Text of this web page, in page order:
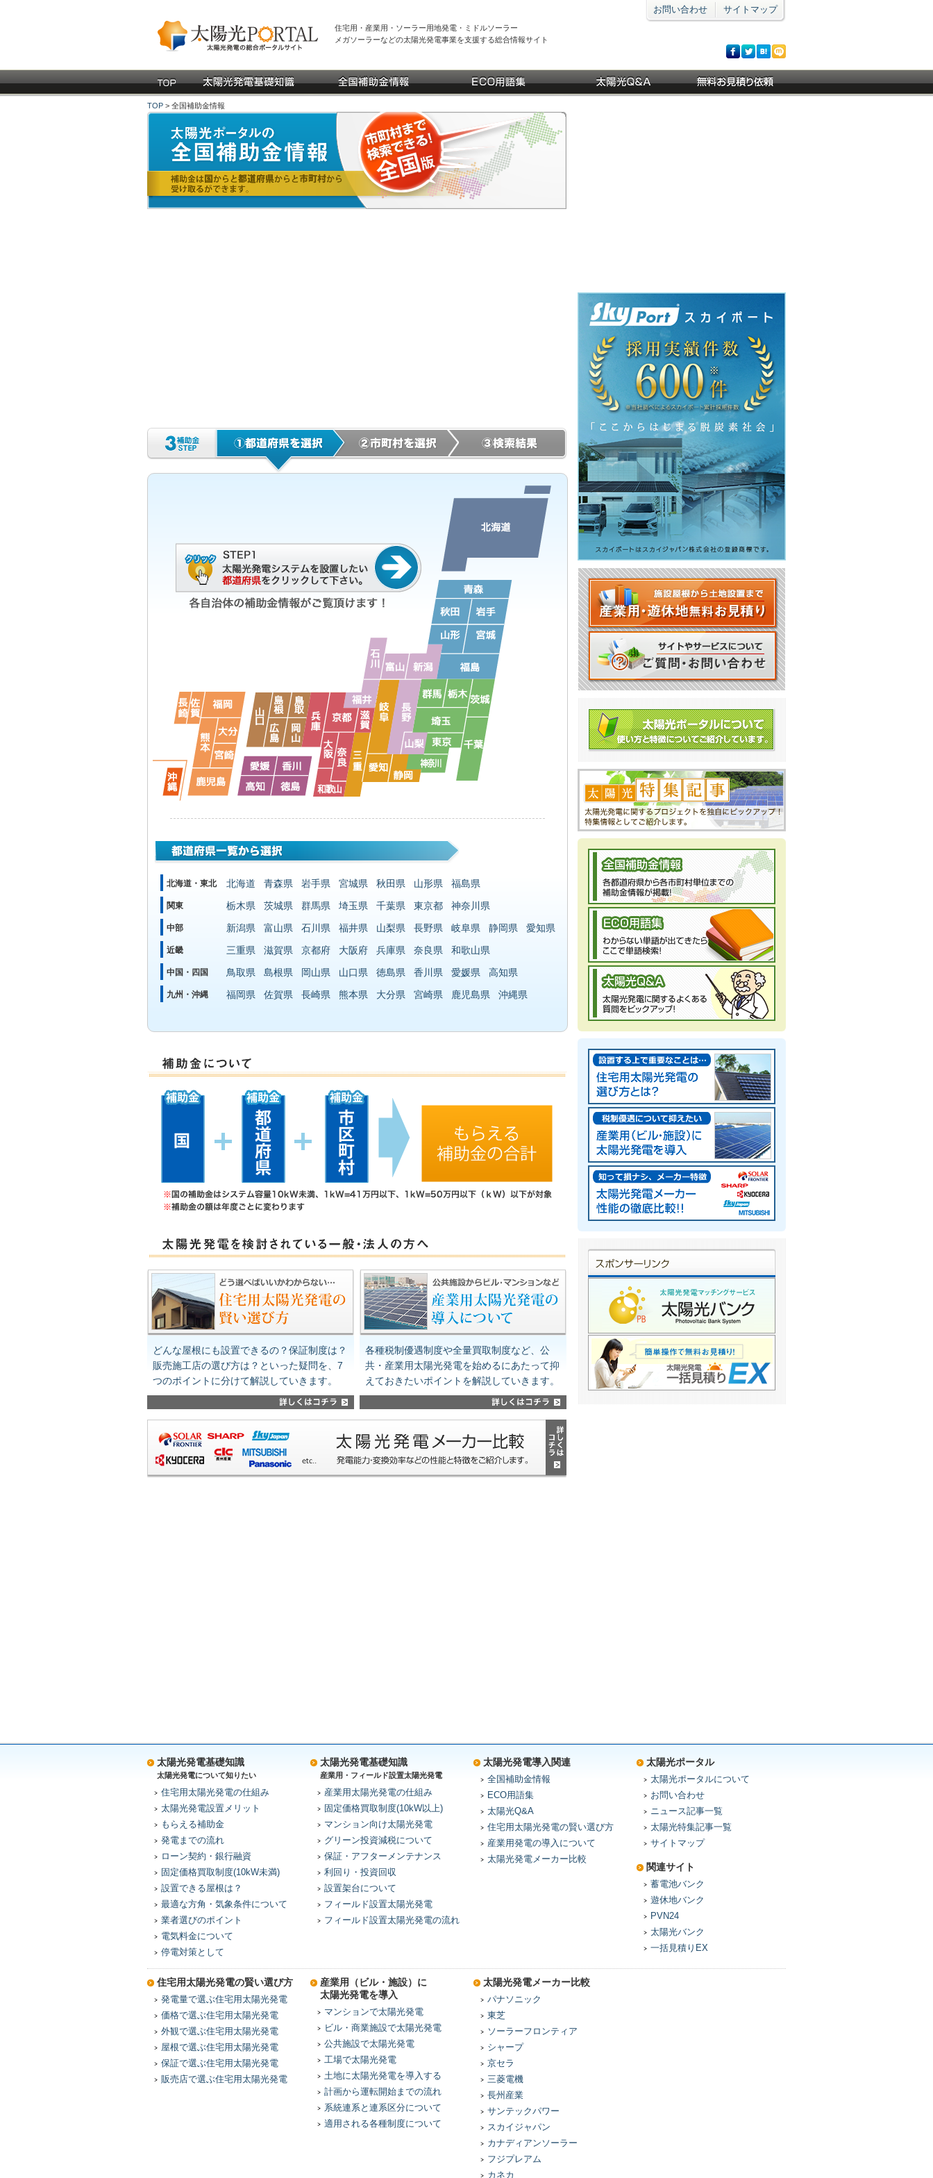
住宅用・産業用・ソーラー用地発電・ミドルソーラー
メガソーラーなどの太陽光発電事業を支援する総合情報サイト
サイトマップ
お問い合わせ
TOP > 全国補助金情報
北海道・東北 北海道 青森県 岩手県 宮城県 秋田県 山形県 福島県
関東 栃木県 茨城県 群馬県 埼玉県 千葉県 東京都 神奈川県
中部 新潟県 富山県 石川県 福井県 山梨県 長野県 岐阜県 静岡県 愛知県
近畿 三重県 滋賀県 京都府 大阪府 兵庫県 奈良県 和歌山県
中国・四国 鳥取県 島根県 岡山県 山口県 徳島県 香川県 愛媛県 高知県
九州・沖縄 福岡県 佐賀県 長崎県 熊本県 大分県 宮崎県 鹿児島県 沖縄県
どんな屋根にも設置できるの？保証制度は？
販売施工店の選び方は？といった疑問を、7
つのポイントに分けて解説していきます。
各種税制優遇制度や全量買取制度など、公
共・産業用太陽光発電を始めるにあたって抑
えておきたいポイントを解説していきます。
太陽光発電基礎知識
太陽光発電について知りたい
住宅用太陽光発電の仕組み
太陽光発電設置メリット
もらえる補助金
発電までの流れ
ローン契約・銀行融資
固定価格買取制度(10kW未満)
設置できる屋根は？
最適な方角・気象条件について
業者選びのポイント
電気料金について
停電対策として
太陽光発電基礎知識
産業用・フィールド設置太陽光発電
産業用太陽光発電の仕組み
固定価格買取制度(10kW以上)
マンション向け太陽光発電
グリーン投資減税について
保証・アフターメンテナンス
利回り・投資回収
設置架台について
フィールド設置太陽光発電
フィールド設置太陽光発電の流れ
太陽光発電導入関連
全国補助金情報
ECO用語集
太陽光Q&A
住宅用太陽光発電の賢い選び方
産業用発電の導入について
太陽光発電メーカー比較
太陽光ポータル
太陽光ポータルについて
お問い合わせ
ニュース記事一覧
太陽光特集記事一覧
サイトマップ
関連サイト
蓄電池バンク
遊休地バンク
PVN24
太陽光バンク
一括見積りEX
住宅用太陽光発電の賢い選び方
発電量で選ぶ住宅用太陽光発電
価格で選ぶ住宅用太陽光発電
外観で選ぶ住宅用太陽光発電
屋根で選ぶ住宅用太陽光発電
保証で選ぶ住宅用太陽光発電
販売店で選ぶ住宅用太陽光発電
産業用（ビル・施設）に
太陽光発電を導入
マンションで太陽光発電
ビル・商業施設で太陽光発電
公共施設で太陽光発電
工場で太陽光発電
土地に太陽光発電を導入する
計画から運転開始までの流れ
系統連系と連系区分について
適用される各種制度について
太陽光発電メーカー比較
パナソニック
東芝
ソーラーフロンティア
シャープ
京セラ
三菱電機
長州産業
サンテックパワー
スカイジャパン
カナディアンソーラー
フジプレアム
カネカ